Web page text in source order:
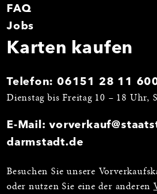
FAQ
Jobs
Karten kaufen
Telefon:06151 28 11
Dienstag bis Freitag 10 – 18 Uhr,
E-Mail:
darmstadt.de
Besuchen Sie unsere
oder nutzen Sie eine der anderen